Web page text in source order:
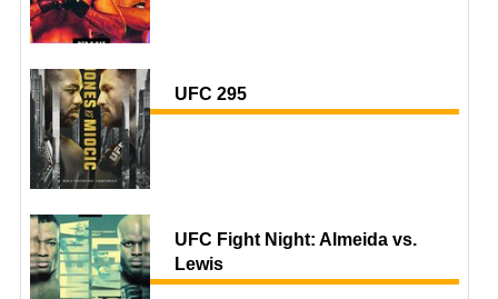
UFC 295
UFC Fight Night: Almeida vs.
Lewis